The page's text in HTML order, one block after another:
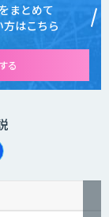
まとめて
はこちら
る